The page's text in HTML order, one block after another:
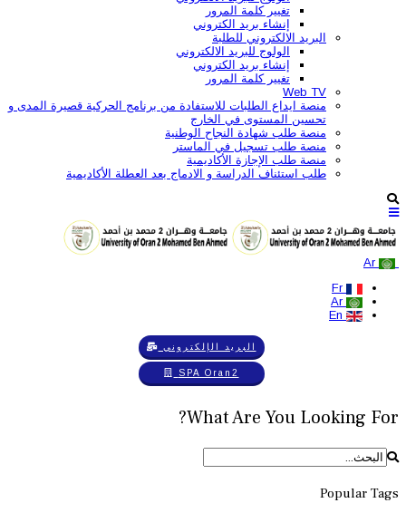
تغيير كلمة المرور
إنشاء بريد الكتروني
البريد الالكتروني للطلبة
الولوج للبريد الالكتروني
إنشاء بريد الكتروني
تغيير كلمة المرور
Web TV
منصة ايداع الطلبات للاستفادة من برنامج الحركية قصيرة المدى و
تحسين المستوى في الخارج
منصة طلب شهادة النجاح الوطنية
منصة طلب تسجيل في الماستر
منصة طلب الإجازة الأكاديمية
طلب استئناف الدراسة و الادماج بعد العطلة الأكاديمية
Ar
Fr
Ar
En
البريد الإلكتروني
SPA Oran2
What Are You Looking For?
Popular Tags